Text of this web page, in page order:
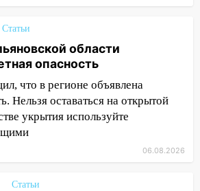
районе утонул
черный коршун
спасатели помогли
на улице
Статьи
области
опасность
что в регионе объявлена
Нельзя оставаться на открытой
укрытия используйте
06.08.2026
Статьи